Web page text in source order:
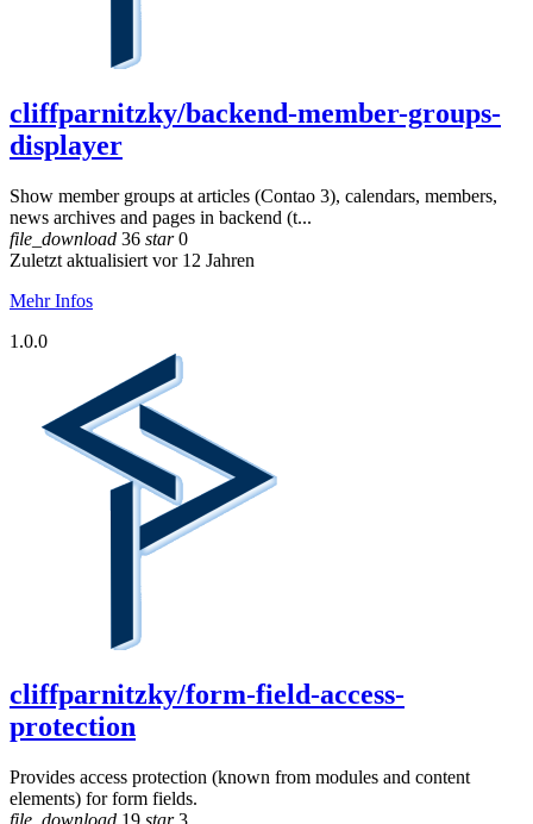
cliffparnitzky/backend-member-groups-
displayer
Show member groups at articles (Contao 3), calendars, members,
news archives and pages in backend (t...
file_download 36 star0
Zuletzt aktualisiert vor 12 Jahren
Mehr Infos
1.0.0
cliffparnitzky/form-field-access-
protection
Provides access protection (known from modules and content
elements) for form fields.
file_download 19 star3